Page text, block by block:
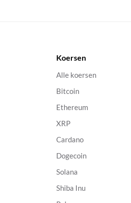
Koersen
Alle koersen
Bitcoin
Ethereum
XRP
Cardano
Dogecoin
Solana
Shiba Inu